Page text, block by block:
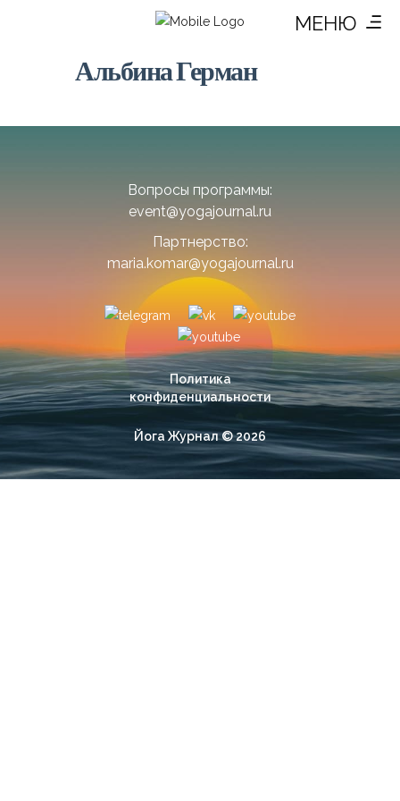
МЕНЮ
Альбина Герман
Вопросы программы:
event@yogajournal.ru
Партнерство:
maria.komar@yogajournal.ru
Политика
конфиденциальности
Йога Журнал © 2026